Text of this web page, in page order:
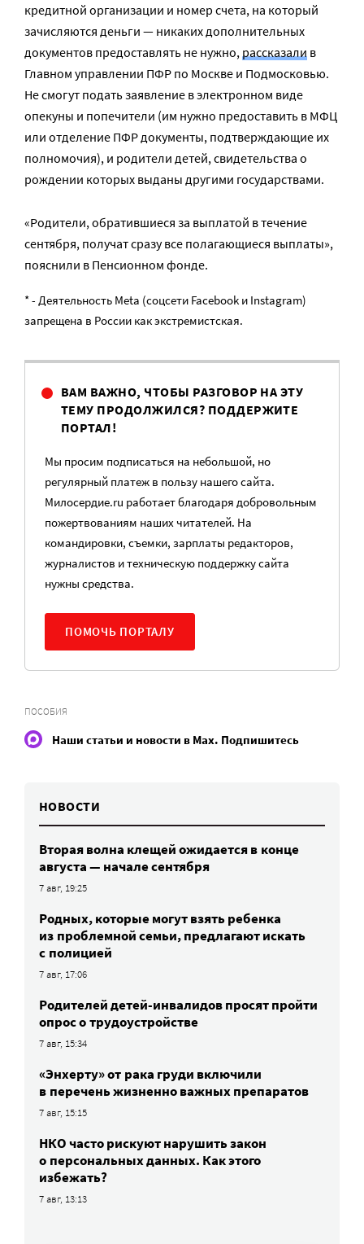
кредитной организации и номер счета, на который
зачисляются деньги — никаких дополнительных
документов предоставлять не нужно,рассказали в
Главном управлении ПФР по Москве и Подмосковью.
Не смогут подать заявление в электронном виде
опекуны и попечители (им нужно предоставить в МФЦ
или отделение ПФР документы, подтверждающие их
полномочия), и родители детей, свидетельства о
рождении которых выданы другими государствами.
«Родители, обратившиеся за выплатой в течение
сентября, получат сразу все полагающиеся выплаты»,
пояснили в Пенсионном фонде.
* - Деятельность Meta (соцсети Facebook и Instagram)
запрещена в России как экстремистская.
ВАМ ВАЖНО, ЧТОБЫ РАЗГОВОР НА ЭТУ
ТЕМУ ПРОДОЛЖИЛСЯ? ПОДДЕРЖИТЕ
ПОРТАЛ!
Мы просим подписаться на небольшой, но
регулярный платеж в пользу нашего сайта.
Милосердие.ru работает благодаря добровольным
пожертвованиям наших читателей. На
командировки, съемки, зарплаты редакторов,
журналистов и техническую поддержку сайта
нужны средства.
ПОМОЧЬ ПОРТАЛУ
ПОСОБИЯ
Наши статьи и новости в Max. Подпишитесь
НОВОСТИ
Вторая волна клещей ожидается в конце
августа — начале сентября
7 авг, 19:25
Родных, которые могут взять ребенка
из проблемной семьи, предлагают искать
с полицией
7 авг, 17:06
Родителей детей-инвалидов просят пройти
опрос о трудоустройстве
7 авг, 15:34
«Энхерту» от рака груди включили
в перечень жизненно важных препаратов
7 авг, 15:15
НКО часто рискуют нарушить закон
о персональных данных. Как этого
избежать?
7 авг, 13:13